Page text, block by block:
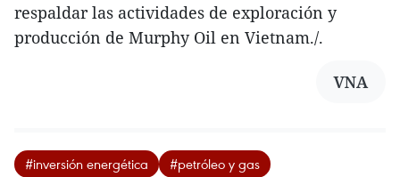
respaldar las actividades de exploración y
producción de Murphy Oil en Vietnam./.
VNA
#inversión energética
#petróleo y gas